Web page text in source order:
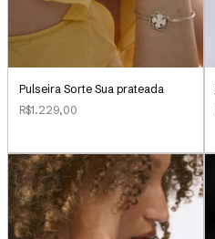
Pulseira Sorte Sua prateada
R$1.229,00